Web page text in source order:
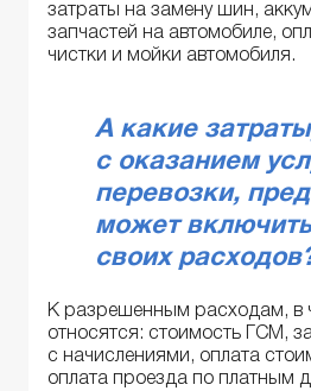
затраты на замену шин,
запчастей на автомобиле,
чистки и мойки автомобиля.
А какие
с оказанием
перевозки,
может
своих
К разрешенным расходам, в
относятся: стоимость ГСМ,
с начислениями, оплата
оплата проезда по платным